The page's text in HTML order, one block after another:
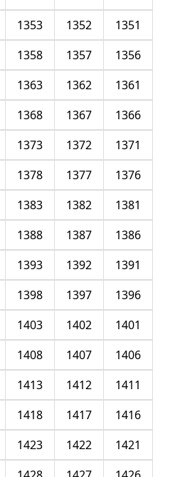
1351
1352
1353
1356
1357
1358
1361
1362
1363
1366
1367
1368
1371
1372
1373
1376
1377
1378
1381
1382
1383
1386
1387
1388
1391
1392
1393
1396
1397
1398
1401
1402
1403
1406
1407
1408
1411
1412
1413
1416
1417
1418
1421
1422
1423